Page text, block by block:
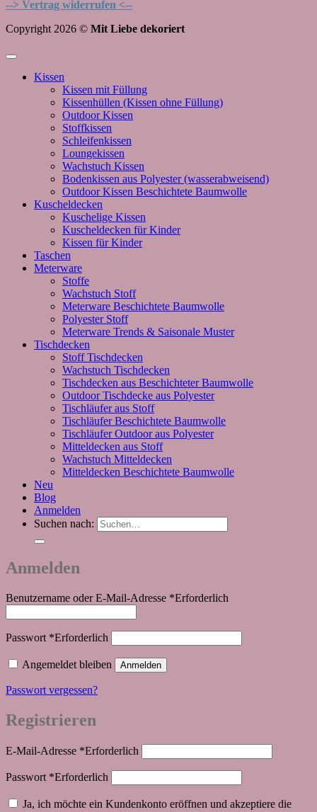
--> Vertrag widerrufen <--
Copyright 2026 © Mit Liebe dekoriert
Kissen
Kissen mit Füllung
Kissenhüllen (Kissen ohne Füllung)
Outdoor Kissen
Stoffkissen
Schleifenkissen
Loungekissen
Wachstuch Kissen
Bodenkissen aus Polyester (wasserabweisend)
Outdoor Kissen Beschichtete Baumwolle
Kuscheldecken
Kuschelige Kissen
Kuscheldecken für Kinder
Kissen für Kinder
Taschen
Meterware
Stoffe
Wachstuch Stoff
Meterware Beschichtete Baumwolle
Polyester Stoff
Meterware Trends & Saisonale Muster
Tischdecken
Stoff Tischdecken
Wachstuch Tischdecken
Tischdecken aus Beschichteter Baumwolle
Outdoor Tischdecke aus Polyester
Tischläufer aus Stoff
Tischläufer Beschichtete Baumwolle
Tischläufer Outdoor aus Polyester
Mitteldecken aus Stoff
Wachstuch Mitteldecken
Mitteldecken Beschichtete Baumwolle
Neu
Blog
Anmelden
Suchen nach:
Anmelden
Benutzername oder E-Mail-Adresse *Erforderlich
Passwort *Erforderlich
Angemeldet bleiben Anmelden
Passwort vergessen?
Registrieren
E-Mail-Adresse *Erforderlich
Passwort *Erforderlich
Ja, ich möchte ein Kundenkonto eröffnen und akzeptiere die